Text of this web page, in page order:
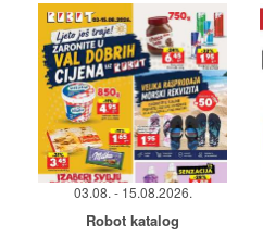
03.08. - 15.08.2026.
Robot katalog